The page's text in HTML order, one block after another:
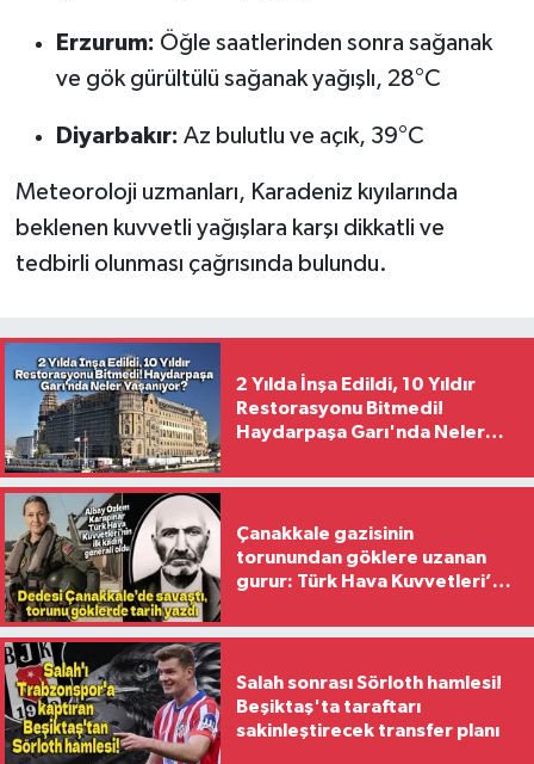
Erzurum: Öğle saatlerinden sonra sağanak
ve gök gürültülü sağanak yağışlı, 28°C
Diyarbakır: Az bulutlu ve açık, 39°C
Meteoroloji uzmanları, Karadeniz kıyılarında
beklenen kuvvetli yağışlara karşı dikkatli ve
tedbirli olunması çağrısında bulundu.
2 Yılda İnşa Edildi, 10 Yıldır
Restorasyonu Bitmedi!
Haydarpaşa Garı'nda Neler
Çanakkale gazisinin
torunundan göklere uzanan
gurur: Türk Hava Kuvvetleri’nin
Salah sonrası Sörloth hamlesi!
Beşiktaş'ta taraftarı
sakinleştirecek transfer planı